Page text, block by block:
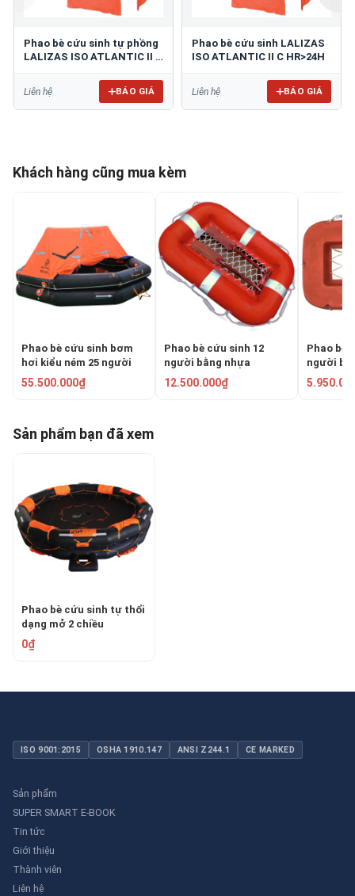
Phao bè cứu sinh tự phồng
LALIZAS ISO ATLANTIC II L
Liên hệ BÁO GIÁ
Phao bè cứu sinh LALIZAS
ISO ATLANTIC II C HR>24H
Liên hệ BÁO GIÁ
Khách hàng cũng mua kèm
Phao bè cứu sinh bơm
hơi kiểu ném 25 người
KHA-25
55.500.000₫
Phao bè cứu sinh 12
người bằng nhựa
composite NTL-PB12N
12.500.000₫
Phao bè
người
Sản phẩm bạn đã xem
Phao bè cứu sinh tự thổi
dạng mở 2 chiều
LALIZAS OCEANO
0₫
ISO 9001:2015 OSHA 1910.147 ANSI Z244.1 CE MARKED
Sản phẩm
SUPER SMART E-BOOK
Tin tức
Giới thiệu
Thành viên
Liên hệ